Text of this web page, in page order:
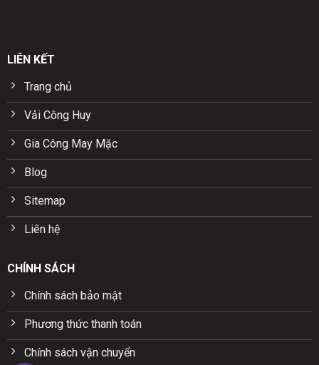
LIÊN KẾT
Trang chủ
Vải Công Huy
Gia Công May Mặc
Blog
Sitemap
Liên hệ
CHÍNH SÁCH
Chính sách bảo mật
Phương thức thanh toán
Chính sách vận chuyển